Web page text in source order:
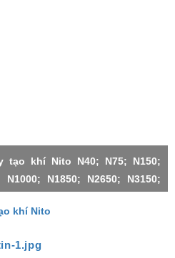
tạo khí Nito N40; N75; N150;
N1850; N2650; N3150;
khí Nito